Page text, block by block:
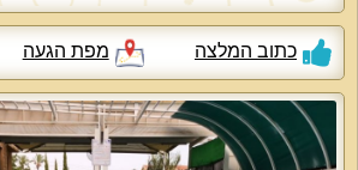
כתוב המלצה מפת הגעה